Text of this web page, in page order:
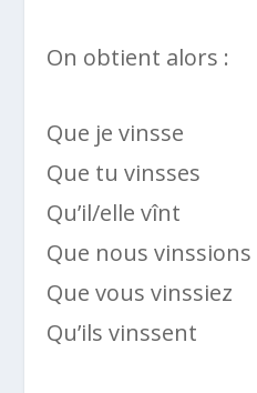
On obtient alors :
Que je vinsse
Que tu vinsses
Qu’il/elle vînt
Que nous vinssions
Que vous vinssiez
Qu’ils vinssent